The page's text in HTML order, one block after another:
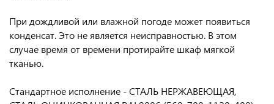
При дождливой или влажной погоде может появиться
конденсат. Это не является неисправностью. В этом
случае время от времени протирайте шкаф мягкой
тканью.
Стандартное исполнение - СТАЛЬ НЕРЖАВЕЮЩАЯ,